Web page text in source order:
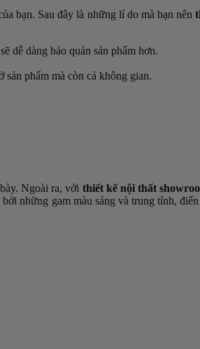
bạn. Sau đây là những lí do mà bạn nên
dễ dàng bảo quản sản phẩm hơn.
phẩm mà còn cả không gian.
Ngoài ra, với thiết kế nội thất
những gam màu sáng và trung tính,